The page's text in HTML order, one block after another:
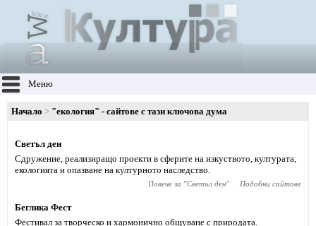
Меню
Начало "екология" - сайтове с тази ключова дума
Светъл ден
Cдружение, реализиращо проекти в сферите на изкуството, културата,
екологията и опазване на културното наследство.
Повече за "Светъл ден" Подобни сайтове
Беглика Фест
Фестивал за творческо и хармонично общуване с природата.